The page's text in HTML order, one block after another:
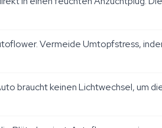
Vermeide Umtopfstress,
braucht keinen Lichtwechsel, um